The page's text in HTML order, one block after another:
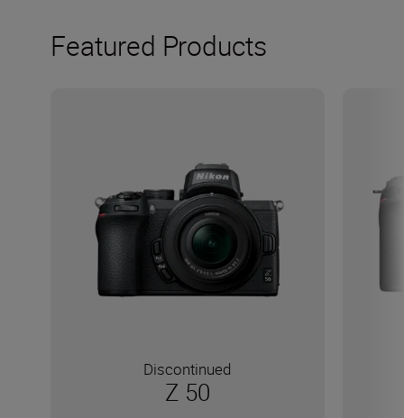
Featured Products
Discontinued
Z 50